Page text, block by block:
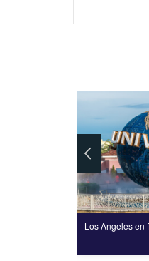
Los Angeles en